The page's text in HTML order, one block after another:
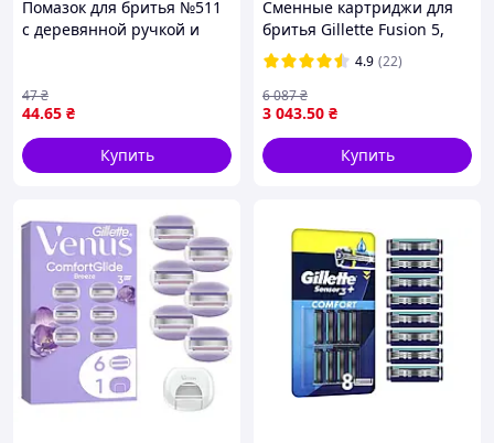
Помазок для бритья №511
с деревянной ручкой и
44.65 ₴
47₴
Купить
Сменные картриджи для
бритья Gillette Fusion 5,
мужские
4.9 (22)
3 043.50 ₴
6 087₴
Купить